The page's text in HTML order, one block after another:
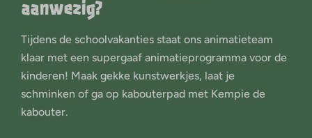
aanwezig?
Tijdens de schoolvakanties staat ons animatieteam
klaar met een supergaaf animatieprogramma voor de
kinderen! Maak gekke kunstwerkjes, laat je
schminken of ga op kabouterpad met Kempie de
kabouter.